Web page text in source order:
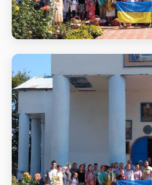
Святкове богослужіння
Початок Божественної